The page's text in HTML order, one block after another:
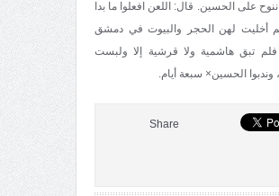
ننوح على الحسين. قال: اللعن افعلوا ما بدا
أخليت لهن الحجر والبيوت في دمشق
فلم تبق هاشمية ولا قرشية إلا ولبست
وندبوا الحسين× سبعة أيام.
Share